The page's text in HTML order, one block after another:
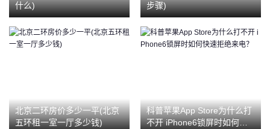
什么)
步骤)
北京二环房价多少一平(北京
五环租一室一厅多少钱)
科普苹果App Store为什么打
不开 iPhone6锁屏时如何快